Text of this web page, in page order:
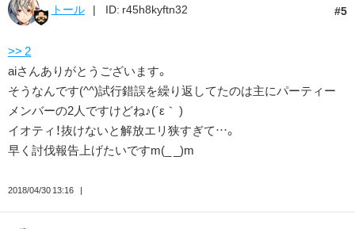
5
トール ID: r45h8kyftn32
>> 2
aiさんありがとうございます。
そうなんです(^^)試行錯誤を繰り返してたのは主にパーティー
メンバーの2人ですけどね♪(´ε｀ )
イオティ！抜けないと解放エリ狭すぎて…。
早く討伐報告上げたいですm(_ _)m
2018/04/30 13:16